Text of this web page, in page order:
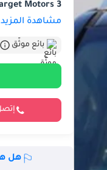
Motors 3
مشاهدة المزيد
بائع موثّق
هل